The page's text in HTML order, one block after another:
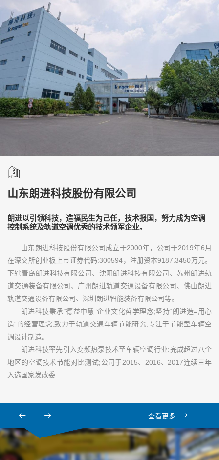
山东朗进科技股份有限公司
朗进以引领科技，造福民生为己任，技术报国，努力成为空调
控制系统及轨道空调优秀的技术领军企业。
山东朗进科技股份有限公司成立于2000年，公司于2019年6月
在深交所创业板上市证券代码:300594，注册资本9187.3450万元。
下辖青岛朗进科技有限公司、沈阳朗进科技有限公司、苏州朗进轨
道交通装备有限公司、广州朗进轨道交通设备有限公司、佛山朗进
轨道交通设备有限公司、深圳朗进智能装备有限公司等。
朗进科技秉承“德益中慧”企业文化哲学理念;坚持“朗进造=用心
造”的经营理念;致力于轨道交通车辆节能研究;专注于节能型车辆空
调设计制造。
朗进科技率先引入变频热泵技术至车辆空调行业:完成超过八个
地区的空调技术节能对比测试;公司于2015、2016、2017连续三年
入选国家发改委…
查看更多